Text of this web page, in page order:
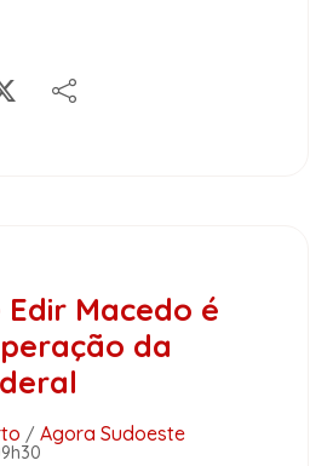
Macedo é
da
/ Agora Sudoeste